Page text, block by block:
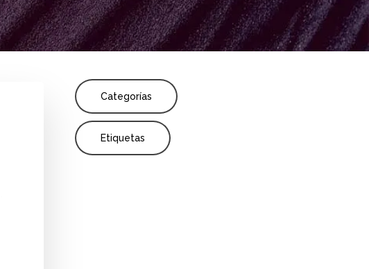
Share
Categorías
Etiquetas